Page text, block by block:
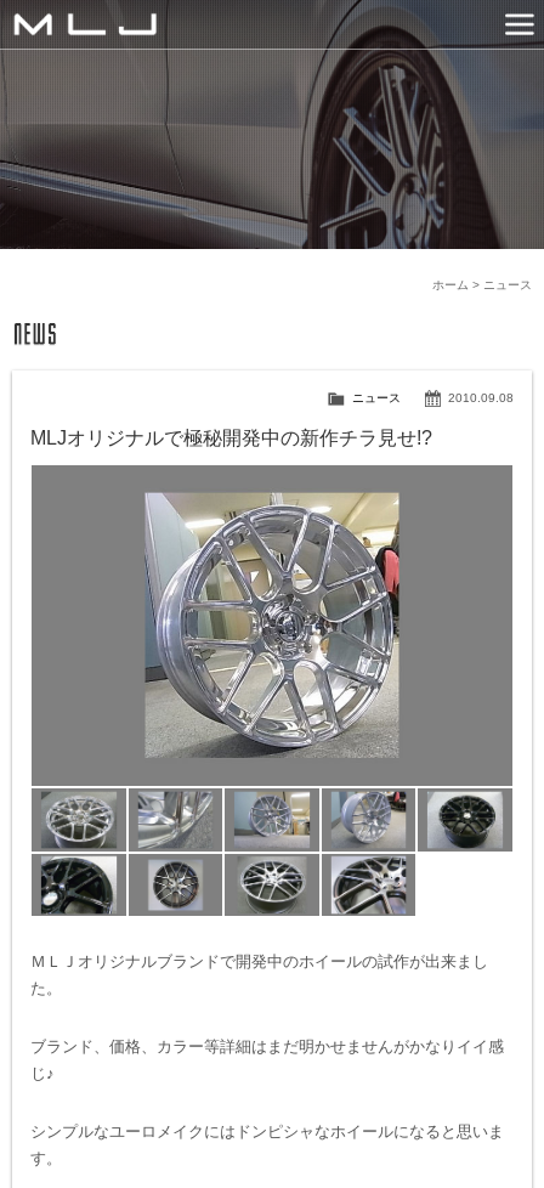
MLJ / Lexani(レクサーニ
PRODUCTS
GALLERY
SNS
NEWS
COMPANY
HISTORY
CONTACT US
LINK
ニュース
ホーム >
2010.09.08
ニュース
MLJオリジナルで極秘開発中の新作チラ見せ!?
ＭＬＪオリジナルブランドで開発中のホイールの試作が出来まし
た。
ブランド、価格、カラー等詳細はまだ明かせませんがかなりイイ感
じ♪
シンプルなユーロメイクにはドンピシャなホイールになると思いま
す。